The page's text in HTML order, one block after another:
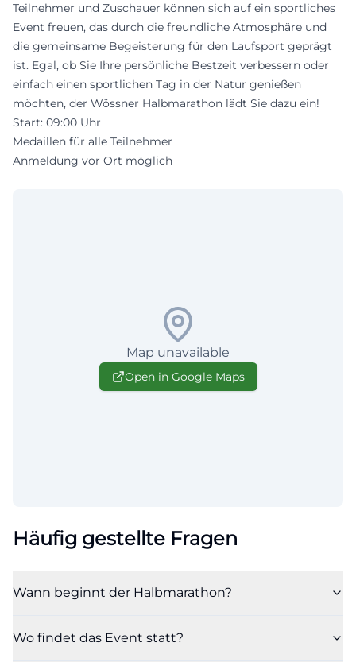
Teilnehmer und Zuschauer können sich auf ein sportliches
Event freuen, das durch die freundliche Atmosphäre und
die gemeinsame Begeisterung für den Laufsport geprägt
ist. Egal, ob Sie Ihre persönliche Bestzeit verbessern oder
einfach einen sportlichen Tag in der Natur genießen
möchten, der Wössner Halbmarathon lädt Sie dazu ein!
Start: 09:00 Uhr
Medaillen für alle Teilnehmer
Anmeldung vor Ort möglich
Map unavailable
Open in Google Maps
Häufig gestellte Fragen
Wann beginnt der Halbmarathon?
Wo findet das Event statt?